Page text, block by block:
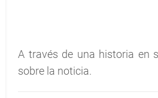
A través de una historia en
sobre la noticia.